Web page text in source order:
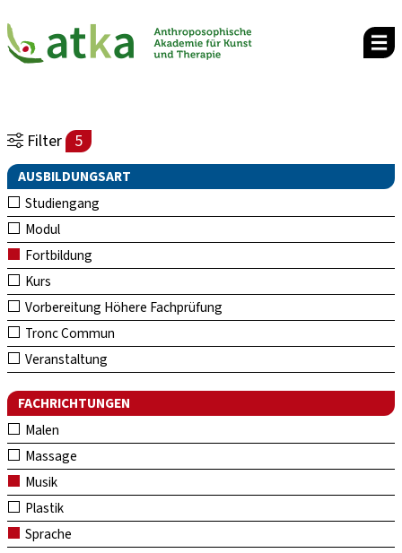
Filter 5
AUSBILDUNGSART
Studiengang
Modul
Fortbildung
Kurs
Vorbereitung Höhere Fachprüfung
Tronc Commun
Veranstaltung
FACHRICHTUNGEN
Malen
Massage
Musik
Plastik
Sprache